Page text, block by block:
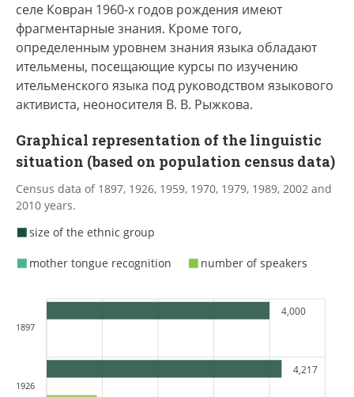
селе Ковран 1960-х годов рождения имеют
фрагментарные знания. Кроме того,
определенным уровнем знания языка обладают
ительмены, посещающие курсы по изучению
ительменского языка под руководством языкового
активиста, неоносителя В. В. Рыжкова.
Graphical representation of the linguistic
situation (based on population census data)
Census data of 1897, 1926, 1959, 1970, 1979, 1989, 2002 and
2010 years.
4,000
4,217
1897
1926
size of the ethnic group
mother tongue recognition number of speakers